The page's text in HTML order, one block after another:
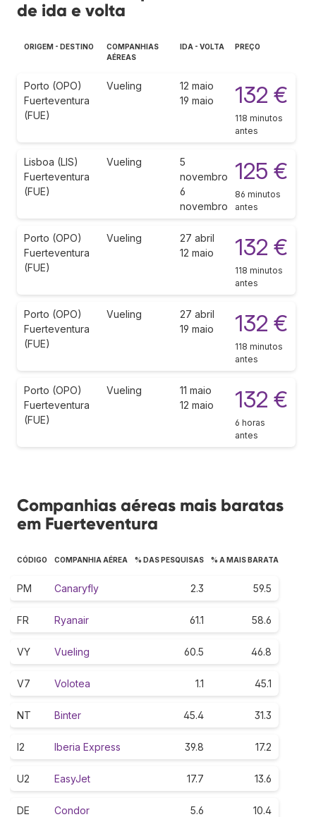
de ida e volta
ORIGEM - DESTINO
COMPANHIAS
AÉREAS
IDA - VOLTA PREÇO
Porto (OPO)
Fuerteventura
(FUE)
Vueling
12 maio
19 maio
132 €
118 minutos
antes
Lisboa (LIS)
Fuerteventura
(FUE)
Vueling
5
novembro
6
novembro
125 €
86 minutos
antes
Porto (OPO)
Fuerteventura
(FUE)
Vueling
27 abril
12 maio
132 €
118 minutos
antes
Porto (OPO)
Fuerteventura
(FUE)
Vueling
27 abril
19 maio
132 €
118 minutos
antes
Porto (OPO)
Fuerteventura
(FUE)
Vueling
11 maio
12 maio
132 €
6 horas
antes
Companhias aéreas mais baratas
em Fuerteventura
CÓDIGO COMPANHIA AÉREA % DAS PESQUISAS % A MAIS BARATA
PM Canaryfly 2.3 59.5
FR Ryanair 61.1 58.6
VY Vueling 60.5 46.8
V7 Volotea 1.1 45.1
NT Binter 45.4 31.3
I2 Iberia Express 39.8 17.2
U2 EasyJet 17.7 13.6
DE Condor 5.6 10.4